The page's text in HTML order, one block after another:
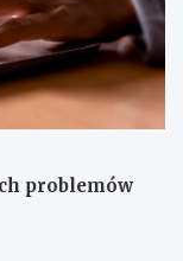
problemów